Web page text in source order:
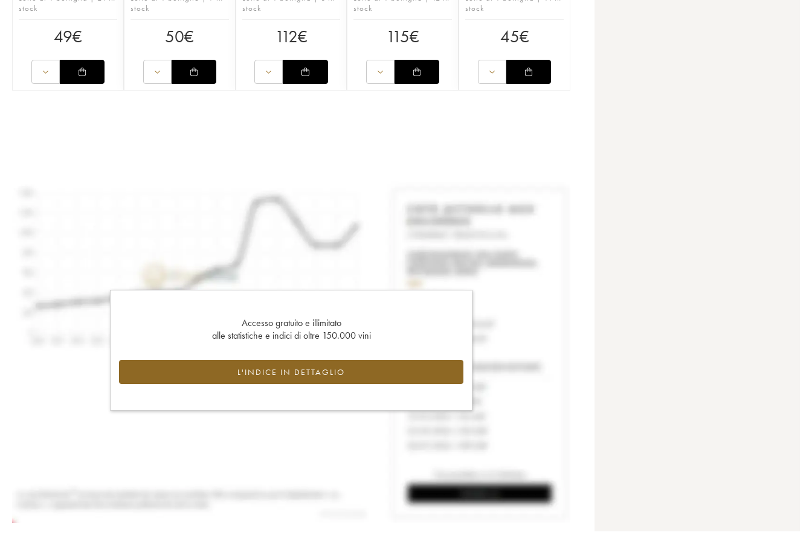
stock
49€
stock
50€
stock
112€
stock
115€
stock
45€
Accesso gratuito e illimitato
alle statistiche e indici di oltre 150.000 vini
L'INDICE IN DETTAGLIO